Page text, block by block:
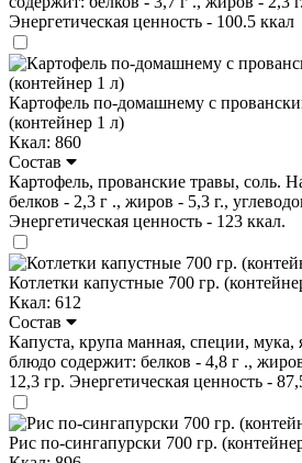
Энергетическая ценность - 100.5 ккал
Картофель по-домашнему с
(контейнер 1 л)
Ккал: 860
Состав
Картофель, прованские травы, соль.
белков - 2,3 г ., жиров - 5,3 г.,
Энергетическая ценность - 123 ккал.
Котлетки капустные 700 гр.
Ккал: 612
Состав
Капуста, крупа манная, специи, мука,
блюдо содержит: белков - 4,8 г .,
12,3 гр. Энергетическая ценность -
Рис по-сингапурски 700 гр.